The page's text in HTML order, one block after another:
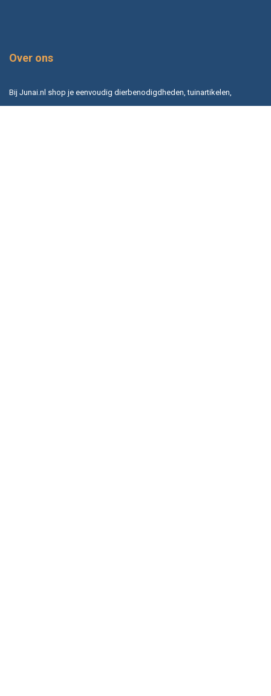
Over ons
Bij Junai.nl shop je eenvoudig dierbenodigdheden, tuinartikelen,